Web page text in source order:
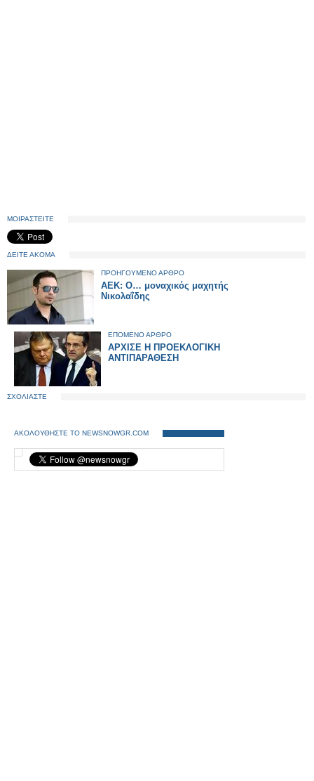
ΜΟΙΡΑΣΤΕΙΤΕ
ΔΕΙΤΕ ΑΚΟΜΑ
ΠΡΟΗΓΟΥΜΕΝΟ ΑΡΘΡΟ
AEK: Ο… μοναχικός μαχητής
Νικολαΐδης
ΕΠΟΜΕΝΟ ΑΡΘΡΟ
AΡΧΙΣΕ Η ΠΡΟΕΚΛΟΓΙΚΗ
ΑΝΤΙΠΑΡΑΘΕΣΗ
ΣΧΟΛΙΑΣΤΕ
ΑΚΟΛΟΥΘΗΣΤΕ ΤΟ NEWSNOWGR.COM